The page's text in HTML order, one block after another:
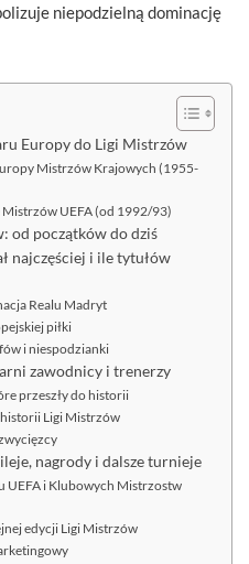
niepodzielną dominację
Europy do Ligi Mistrzów
Mistrzów Krajowych (1955-
UEFA (od 1992/93)
od początków do dziś
najczęściej i ile tytułów
Realu Madryt
piłki
i niespodzianki
zawodnicy i trenerzy
przeszły do historii
historii Ligi Mistrzów
nagrody i dalsze turnieje
UEFA i Klubowych Mistrzostw
edycji Ligi Mistrzów